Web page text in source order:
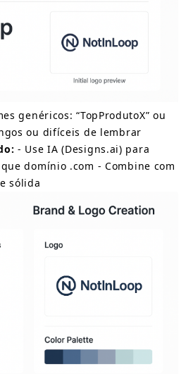
genéricos: “TopProdutoX” ou
ou difíceis de lembrar
- Use IA (Designs.ai) para
domínio .com - Combine com
sólida